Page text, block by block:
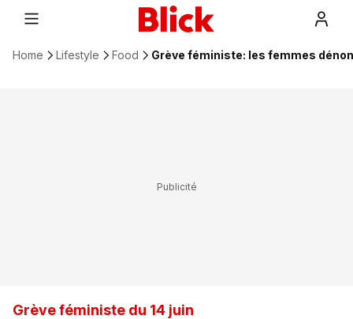
Home Lifestyle Food Grève féministe: les femmes
Grève féministe du 14 juin